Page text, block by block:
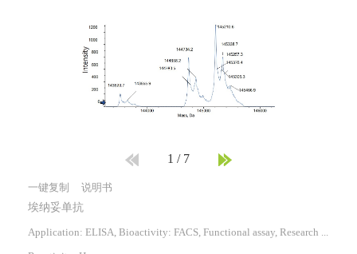
1 / 7
一键复制 说明书
埃纳妥单抗
Application: ELISA, Bioactivity: FACS, Functional assay, Research in vivo